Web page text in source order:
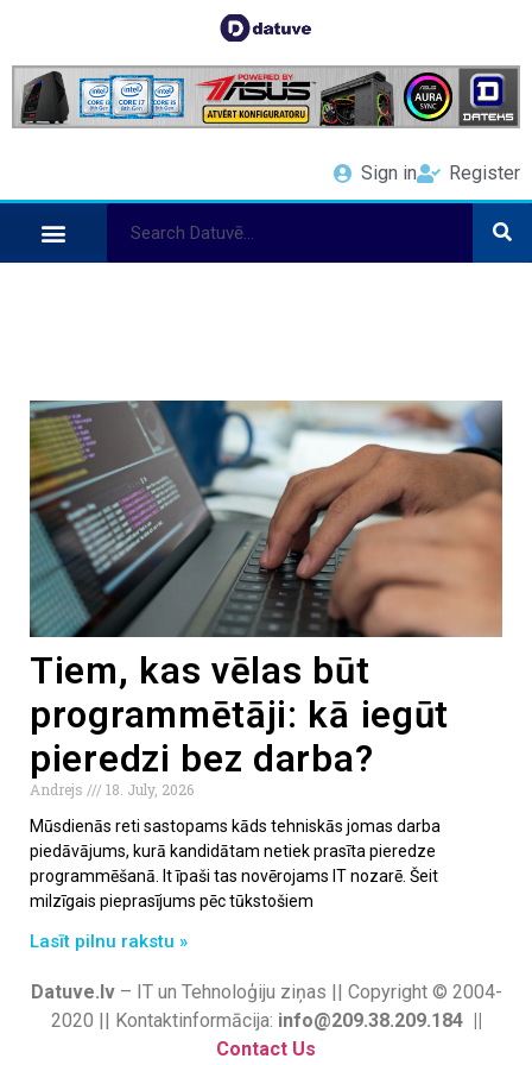
Sign in Register
Tiem, kas vēlas būt
programmētāji: kā iegūt
pieredzi bez darba?
Andrejs
18. July, 2026
Mūsdienās reti sastopams kāds tehniskās jomas darba
piedāvājums, kurā kandidātam netiek prasīta pieredze
programmēšanā. It īpaši tas novērojams IT nozarē. Šeit
milzīgais pieprasījums pēc tūkstošiem
Lasīt pilnu rakstu »
Datuve.lv– IT un Tehnoloģiju ziņas || Copyright © 2004-
2020 || Kontaktinformācija: info@209.38.209.184 ||
Contact Us